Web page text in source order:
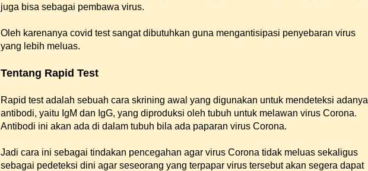
juga bisa sebagai pembawa virus.
Oleh karenanya covid test sangat dibutuhkan guna mengantisipasi penyebaran virus
yang lebih meluas.
Tentang Rapid Test
Rapid test adalah sebuah cara skrining awal yang digunakan untuk mendeteksi adanya
antibodi, yaitu IgM dan IgG, yang diproduksi oleh tubuh untuk melawan virus Corona.
Antibodi ini akan ada di dalam tubuh bila ada paparan virus Corona.
Jadi cara ini sebagai tindakan pencegahan agar virus Corona tidak meluas sekaligus
sebagai pedeteksi dini agar seseorang yang terpapar virus tersebut akan segera dapat